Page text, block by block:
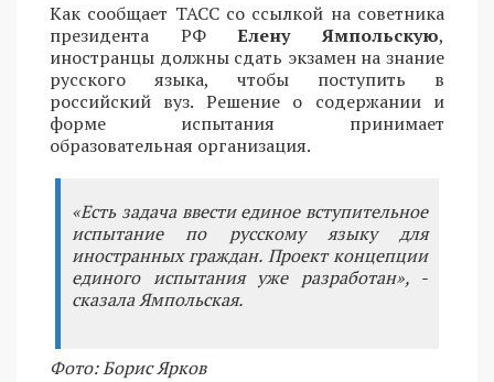
Как сообщает ТАСС со ссылкой на советника
президента РФЕлену Ямпольскую,
иностранцы должны сдать экзамен на знание
русского языка, чтобы поступить в
российский вуз. Решение о содержании и
форме испытания принимает
образовательная организация.
«Есть задача ввести единое вступительное
испытание по русскому языку для
иностранных граждан. Проект концепции
единого испытания уже разработан», -
сказала Ямпольская.
Фото: Борис Ярков